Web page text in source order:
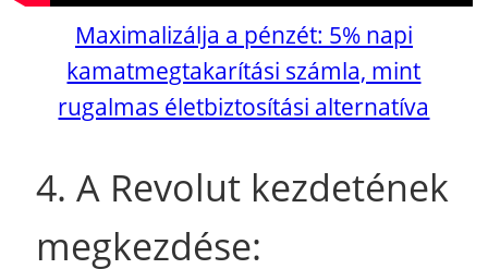
Maximalizálja a pénzét: 5% napi
kamatmegtakarítási számla, mint
rugalmas életbiztosítási alternatíva
4. A Revolut kezdetének
megkezdése: